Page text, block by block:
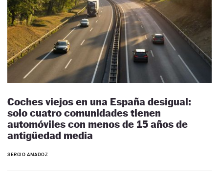
Coches viejos en una España desigual:
solo cuatro comunidades tienen
automóviles con menos de 15 años de
antigüedad media
SERGIO AMADOZ